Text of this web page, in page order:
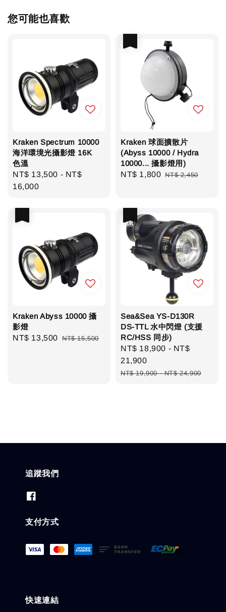
您可能也喜歡
Kraken Spectrum 10000
海洋環境光攝影燈 16K
色溫
Regular
price
NT$ 13,500 - NT$
16,000
Kraken 球面擴散片
(Abyss 10000 / Hydra
10000... 攝影燈用)
Sale
NT$ 1,800 Regular
NT$ 2,450
Kraken Abyss 10000 攝
影燈
Sale
NT$ 13,500 Regular
NT$ 15,500
Sea&Sea YS-D130R
DS-TTL 水中閃燈 (支援
RC/HSS 同步)
Sale
price
NT$ 18,900 - NT$
21,900
Regular
NT$ 19,900-NT$ 24,900
追蹤我們
支付方式
快速連結